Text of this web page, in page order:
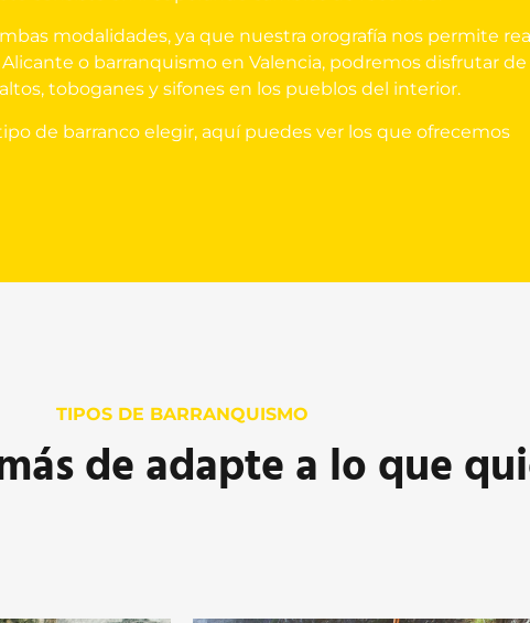
modalidades, ya que nuestra orografía nos permite
o barranquismo en Valencia, podremos disfrutar de
toboganes y sifones en los pueblos del interior.
de barranco elegir, aquí puedes ver los que ofrecemos
TIPOS DE BARRANQUISMO
de adapte a lo que